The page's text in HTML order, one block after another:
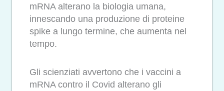
mRNA alterano la biologia umana,
innescando una produzione di proteine
spike a lungo termine, che aumenta nel
tempo.
Gli scienziati avvertono che i vaccini a
mRNA contro il Covid alterano gli